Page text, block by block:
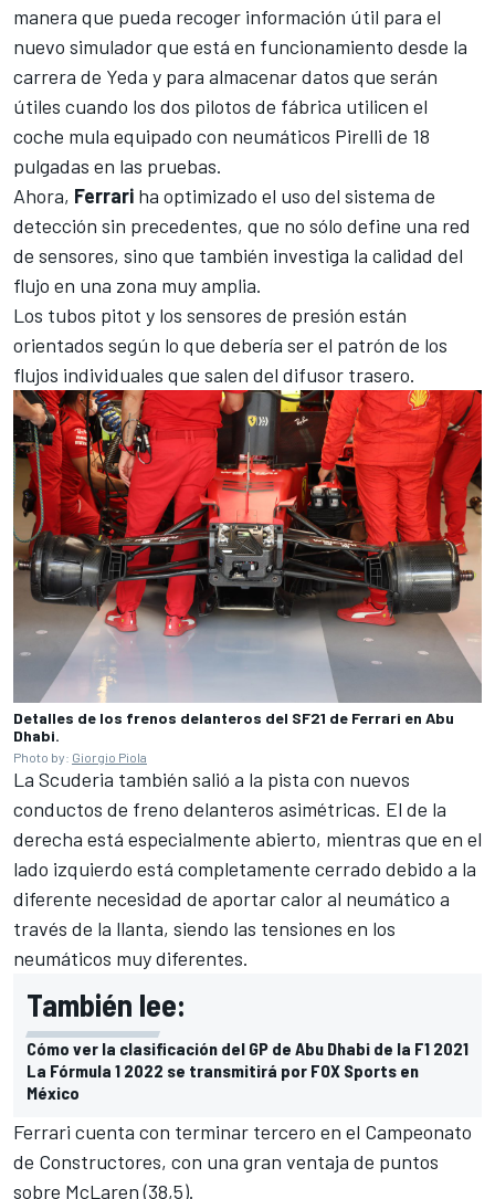
manera que pueda recoger información útil para el
nuevo simulador que está en funcionamiento desde la
carrera de Yeda y para almacenar datos que serán
útiles cuando los dos pilotos de fábrica utilicen el
coche mula equipado con neumáticos Pirelli de 18
pulgadas en las pruebas.
Ahora, Ferrari ha optimizado el uso del sistema de
detección sin precedentes, que no sólo define una red
de sensores, sino que también investiga la calidad del
flujo en una zona muy amplia.
Los tubos pitot y los sensores de presión están
orientados según lo que debería ser el patrón de los
flujos individuales que salen del difusor trasero.
Detalles de los frenos delanteros del SF21 de Ferrari en Abu
Dhabi.
Photo by: Giorgio Piola
La Scuderia también salió a la pista con nuevos
conductos de freno delanteros asimétricas. El de la
derecha está especialmente abierto, mientras que en el
lado izquierdo está completamente cerrado debido a la
diferente necesidad de aportar calor al neumático a
través de la llanta, siendo las tensiones en los
neumáticos muy diferentes.
También lee:
Cómo ver la clasificación del GP de Abu Dhabi de la F1 2021
La Fórmula 1 2022 se transmitirá por FOX Sports en
México
Ferrari cuenta con terminar tercero en el Campeonato
de Constructores, con una gran ventaja de puntos
sobre McLaren (38,5).